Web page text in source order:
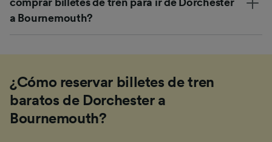
comprar billetes de tren para ir de Dorchester
a Bournemouth?
¿Cómo reservar billetes de tren
baratos de Dorchester a
Bournemouth?